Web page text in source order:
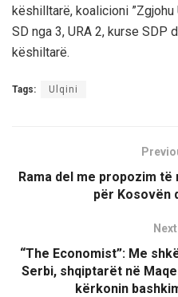
këshilltarë, koalicioni
SD nga 3, URA 2, kurse SDP
këshiltarë.
Tags: Ulqini
Rama del me propozim
për Kosovën
“The Economist”: Me
Serbi, shqiptarët në
kërkonin